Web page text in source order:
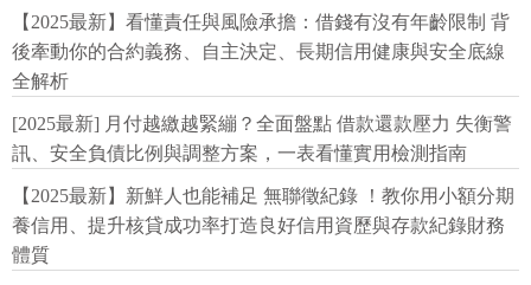
【2025最新】看懂責任與風險承擔：借錢有沒有年齡限制 背
後牽動你的合約義務、自主決定、長期信用健康與安全底線
全解析
[2025最新] 月付越繳越緊繃？全面盤點 借款還款壓力 失衡警
訊、安全負債比例與調整方案，一表看懂實用檢測指南
【2025最新】新鮮人也能補足 無聯徵紀錄 ！教你用小額分期
養信用、提升核貸成功率打造良好信用資歷與存款紀錄財務
體質